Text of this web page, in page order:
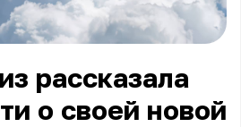
рассказала
о своей новой